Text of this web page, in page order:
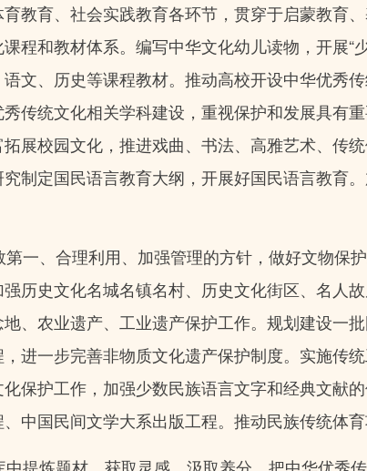
教育、社会实践教育各环节，贯穿于启蒙教育
程和教材体系。编写中华文化幼儿读物，开展
文、历史等课程教材。推动高校开设中华优秀
传统文化相关学科建设，重视保护和发展具有
展校园文化，推进戏曲、书法、高雅艺术、传
制定国民语言教育大纲，开展好国民语言教育
一、合理利用、加强管理的方针，做好文物保
历史文化名城名镇名村、历史文化街区、名人
、农业遗产、工业遗产保护工作。规划建设一
进一步完善非物质文化遗产保护制度。实施传
保护工作，加强少数民族语言文字和经典文献
中国民间文学大系出版工程。推动民族传统体育